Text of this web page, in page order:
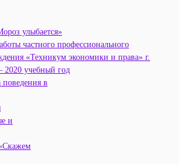
улыбается»
частного профессионального
«Техникум экономики и права» г.
2020 учебный год
в
и